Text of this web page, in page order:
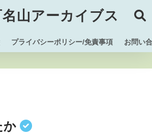
山アーカイブス
プライバシーポリシー/免責事項 お問い
か